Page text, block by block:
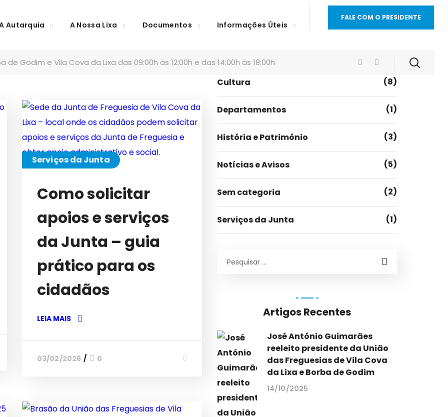
Autarquia A Nossa Lixa Documentos Informações Úteis
FALE COM O PRESIDENTE
Godim e Vila Cova da Lixa das 09:00h às 12:00h e das 14:00h às 18:00h
Serviços da Junta
Como solicitar
apoios e serviços
da Junta – guia
prático para os
cidadãos
LEIA MAIS
03/02/2026 0
Categorias
Cultura (8)
Departamentos (1)
História e Património (3)
Notícias e Avisos (5)
Sem categoria (2)
Serviços da Junta (1)
Artigos Recentes
José António Guimarães
reeleito presidente da União
das Freguesias de Vila Cova
da Lixa e Borba de Godim
14/10/2025